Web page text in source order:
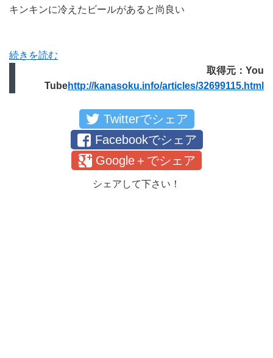
キンキンに冷えたビールがあると尚良い
続きを読む
取得元：You
Tubehttp://kanasoku.info/articles/32699115.html
Twitterでシェア
Facebookでシェア
Google＋でシェア
シェアして下さい！